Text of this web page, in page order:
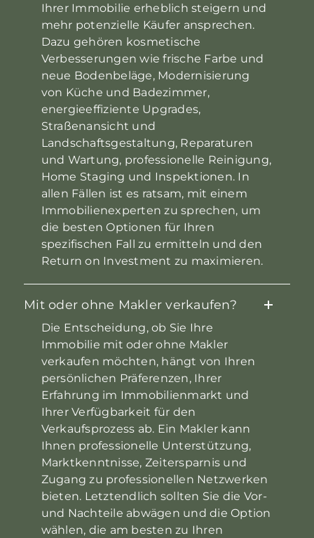
Ihrer Immobilie erheblich steigern und
mehr potenzielle Käufer ansprechen.
Dazu gehören kosmetische
Verbesserungen wie frische Farbe und
neue Bodenbeläge, Modernisierung
von Küche und Badezimmer,
energieeffiziente Upgrades,
Straßenansicht und
Landschaftsgestaltung, Reparaturen
und Wartung, professionelle Reinigung,
Home Staging und Inspektionen. In
allen Fällen ist es ratsam, mit einem
Immobilienexperten zu sprechen, um
die besten Optionen für Ihren
spezifischen Fall zu ermitteln und den
Return on Investment zu maximieren.
Mit oder ohne Makler verkaufen?
Die Entscheidung, ob Sie Ihre
Immobilie mit oder ohne Makler
verkaufen möchten, hängt von Ihren
persönlichen Präferenzen, Ihrer
Erfahrung im Immobilienmarkt und
Ihrer Verfügbarkeit für den
Verkaufsprozess ab. Ein Makler kann
Ihnen professionelle Unterstützung,
Marktkenntnisse, Zeitersparnis und
Zugang zu professionellen Netzwerken
bieten. Letztendlich sollten Sie die Vor-
und Nachteile abwägen und die Option
wählen, die am besten zu Ihren